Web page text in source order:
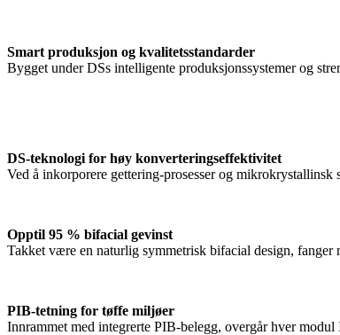
Smart produksjon og kvalitetsstandarder
Bygget under DSs intelligente produksjonssystemer og
DS-teknologi for høy konverteringseffektivitet
Ved å inkorporere gettering-prosesser og
Opptil 95 % bifacial gevinst
Takket være en naturlig symmetrisk bifacial design, fanger
PIB-tetning for tøffe miljøer
Innrammet med integrerte PIB-belegg, overgår hver